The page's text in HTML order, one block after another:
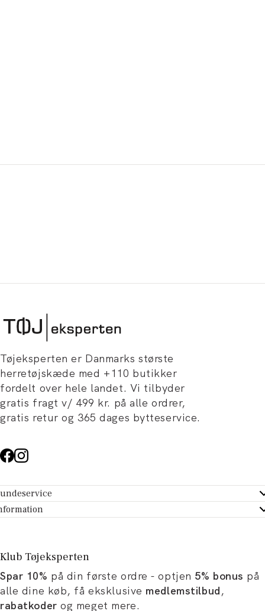
Tøjeksperten er Danmarks største
herretøjskæde med +110 butikker
fordelt over hele landet. Vi tilbyder
gratis fragt v/ 499 kr. på alle ordrer,
gratis retur og 365 dages bytteservice.
- Hjælpecenter
dit køb
Tøjeksperten
og artikler
og karriere
Klub Tøjeksperten
Spar 10% på din første ordre - optjen 5% bonus på
alle dine køb, få eksklusive medlemstilbud,
rabatkoder og meget mere.